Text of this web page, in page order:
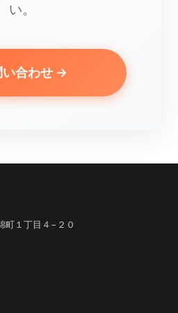
い。
い合わせ →
町１丁目４−２０